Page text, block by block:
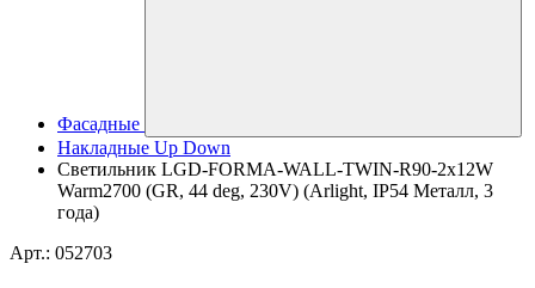
Фасадные
Накладные Up Down
Светильник LGD-FORMA-WALL-TWIN-R90-2x12W
Warm2700 (GR, 44 deg, 230V) (Arlight, IP54 Металл, 3
года)
Арт.: 052703